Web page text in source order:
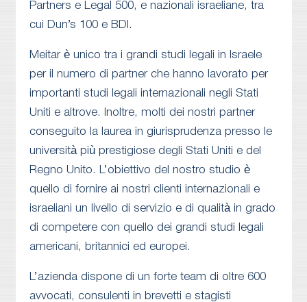
Partners e Legal 500, e nazionali israeliane, tra
cui Dun’s 100 e BDI.
Meitar è unico tra i grandi studi legali in Israele
per il numero di partner che hanno lavorato per
importanti studi legali internazionali negli Stati
Uniti e altrove. Inoltre, molti dei nostri partner
conseguito la laurea in giurisprudenza presso le
università più prestigiose degli Stati Uniti e del
Regno Unito. L’obiettivo del nostro studio è
quello di fornire ai nostri clienti internazionali e
israeliani un livello di servizio e di qualità in grado
di competere con quello dei grandi studi legali
americani, britannici ed europei.
L’azienda dispone di un forte team di oltre 600
avvocati, consulenti in brevetti e stagisti